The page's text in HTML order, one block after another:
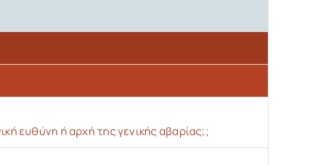
ευθύνη ή αρχή της γενικής αβαρίας;;